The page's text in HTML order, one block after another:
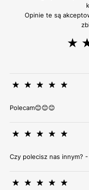
Opinie te są
Polecam😊😊😊
Czy polecisz nas innym? -